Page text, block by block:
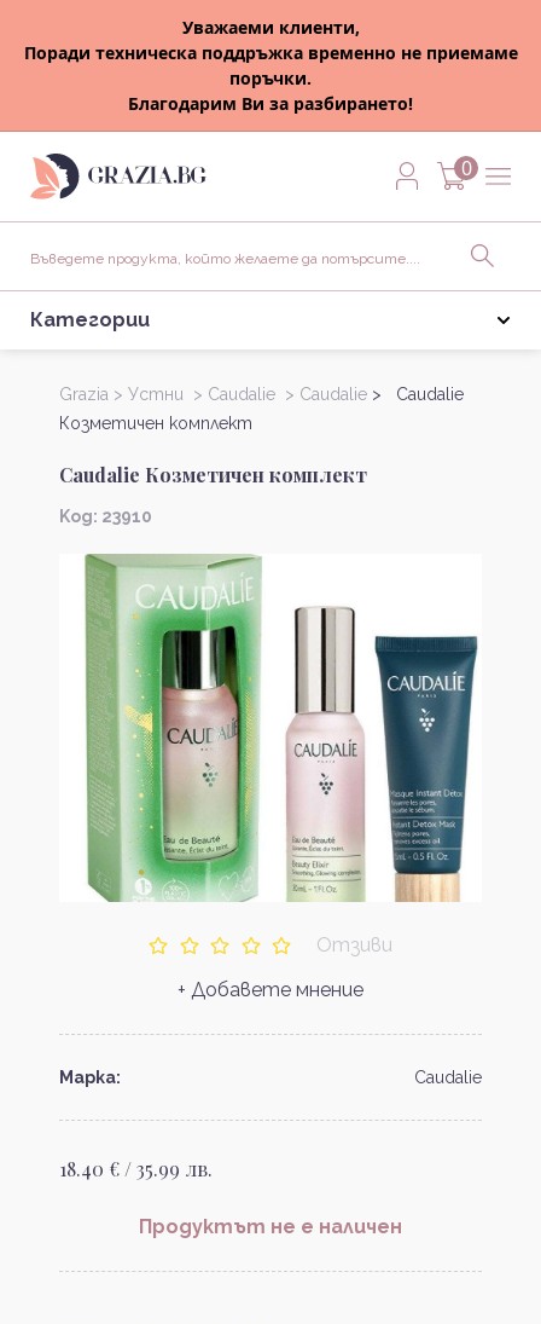
Уважаеми клиенти,
Поради техническа поддръжка временно не приемаме
поръчки.
Благодарим Ви за разбирането!
0
Категории
Grazia > Устни > Caudalie > Caudalie > Caudalie
Козметичен комплект
Caudalie Козметичен комплект
Kод: 23910
Отзиви
+ Добавете мнение
Марка: Caudalie
18.40 € / 35.99 лв.
Продуктът не е наличен